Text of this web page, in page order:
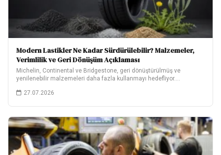
Modern Lastikler Ne Kadar Sürdürülebilir? Malzemeler,
Verimlilik ve Geri Dönüşüm Açıklaması
Michelin, Continental ve Bridgestone, geri dönüştürülmüş ve
yenilenebilir malzemeleri daha fazla kullanmayı hedefliyor.
27.07.2026